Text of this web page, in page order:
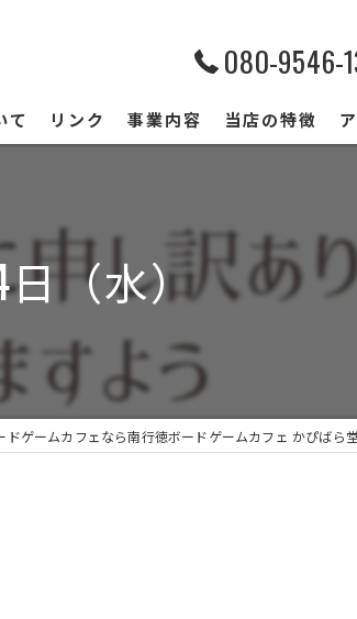
080-9546-
て リンク 事業内容 当店の特徴
おしゃれ
デート
（水）
ドゲームカフェなら南行徳ボードゲームカフェ かぴばら